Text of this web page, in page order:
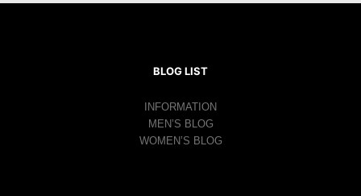
BLOG LIST
INFORMATION
MEN’S BLOG
WOMEN’S BLOG